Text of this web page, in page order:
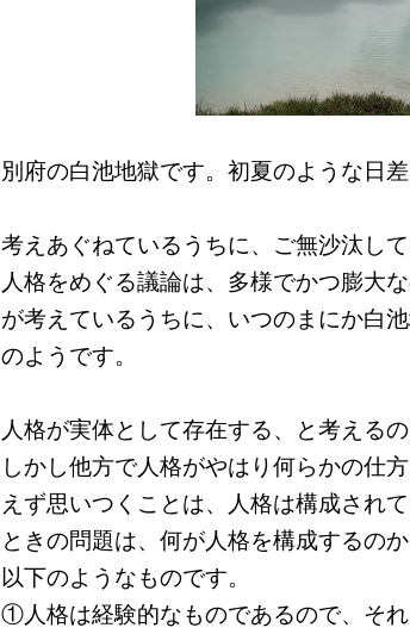
別府の白池地獄です。初夏のような日
考えあぐねているうちに、ご無沙汰し
人格をめぐる議論は、多様でかつ膨大
が考えているうちに、いつのまにか白
のようです。
人格が実体として存在する、と考える
しかし他方で人格がやはり何らかの仕
えず思いつくことは、人格は構成され
ときの問題は、何が人格を構成するの
以下のようなものです。
①人格は経験的なものであるので、そ